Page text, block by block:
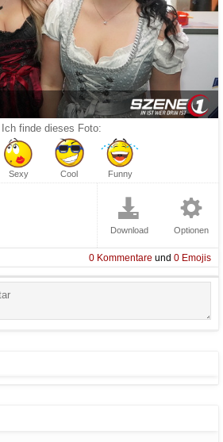
Ich finde dieses Foto:
Sexy Cool Funny
Download
Optionen
0 Kommentare und 0 Emojis